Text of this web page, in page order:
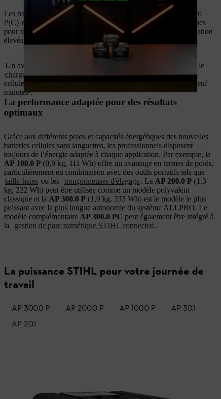
Les batteries ALLPRO AP 100.0 P AP 200.0 Pet
AP 300.0
P(C) dotées de cellules sans languettes
innovantes sont conçues
pour toutes les exigences quotidiennes avec des pics de sollicitation
élevés.
Un avantage essentiel est la charge extrêmement rapide : avec le
chargeur rapide STIHL AL 1802 MO, les nouvelles batteries
cellules sans languettes sont rechargées à 80 % en seulement neuf
minutes².
La performance adaptée pour des résultats
optimaux
Grâce aux différents poids et capacités énergétiques des nouvelles
batteries cellules sans languettes, les professionnels disposent
toujours de l’énergie adaptée à chaque application. Par exemple, la
AP 100.0 P (0,9 kg, 111 Wh) offre un avantage en termes de poids,
particulièrement en combinaison avec des outils portatifs tels que
taille-haies ou les tronçonneuses d'élagage. La AP 200.0 P (1,3
kg, 222 Wh) peut être utilisée comme un modèle polyvalent
classique et la AP 300.0 P (1,9 kg, 333 Wh) est le modèle le plus
puissant avec la plus longue autonomie du système ALLPRO. Le
modèle complémentaire AP 300.0 PC peut également être intégré à
la
gestion de parc numérique STIHL connected .
La puissance STIHL pour votre journée de
travail
AP 300.0 P AP 200.0 P AP 100.0 P
AP 30.1
AP 20.1